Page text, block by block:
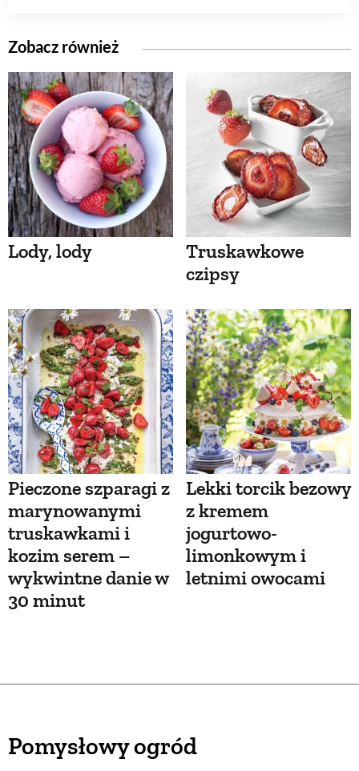
Zobacz również
Lody, lody
Truskawkowe
czipsy
Pieczone szparagi z
marynowanymi
truskawkami i
kozim serem –
wykwintne danie w
30 minut
Lekki torcik bezowy
z kremem
jogurtowo-
limonkowym i
letnimi owocami
Pomysłowy ogród